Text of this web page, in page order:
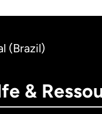
(Brazil)
&